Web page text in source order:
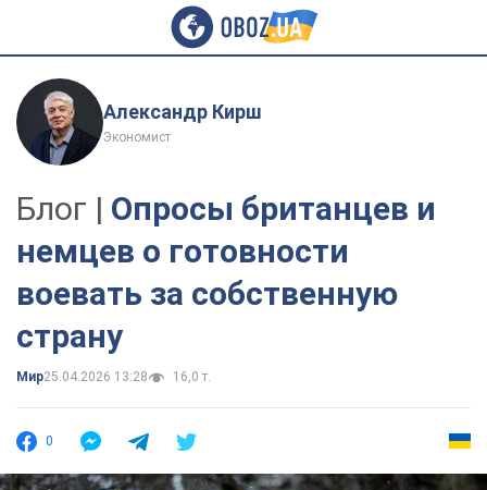
Александр Кирш
Экономист
Блог | Опросы британцев и
немцев о готовности
воевать за собственную
страну
Мир25.04.2026 13:28 16,0 т.
0